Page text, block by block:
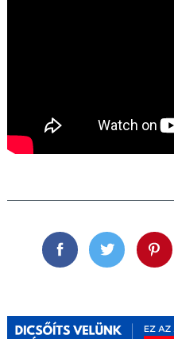
FacebookTwitter